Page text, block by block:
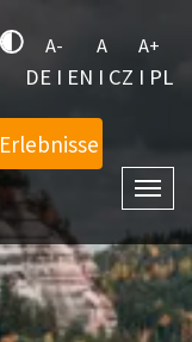
A- A A+
DE I EN I CZ I PL
Erlebnisse